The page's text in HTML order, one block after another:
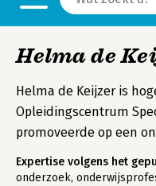
Helma de
Helma de Keijzer is
Opleidingscentrum
promoveerde op een
Expertise volgens het
onderzoek,